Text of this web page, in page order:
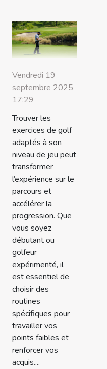
Vendredi 19
septembre 2025
17:29
Trouver les
exercices de golf
adaptés à son
niveau de jeu peut
transformer
l’expérience sur le
parcours et
accélérer la
progression. Que
vous soyez
débutant ou
golfeur
expérimenté, il
est essentiel de
choisir des
routines
spécifiques pour
travailler vos
points faibles et
renforcer vos
acquis....